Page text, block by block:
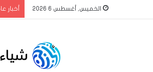
الخميس, أغسطس 6 2026 أخبار